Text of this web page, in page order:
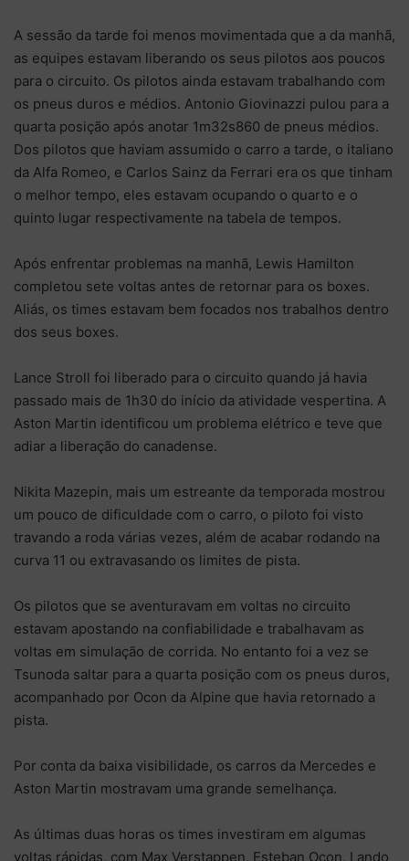
A sessão da tarde foi menos movimentada que a da manhã,
as equipes estavam liberando os seus pilotos aos poucos
para o circuito. Os pilotos ainda estavam trabalhando com
os pneus duros e médios. Antonio Giovinazzi pulou para a
quarta posição após anotar 1m32s860 de pneus médios.
Dos pilotos que haviam assumido o carro a tarde, o italiano
da Alfa Romeo, e Carlos Sainz da Ferrari era os que tinham
o melhor tempo, eles estavam ocupando o quarto e o
quinto lugar respectivamente na tabela de tempos.
Após enfrentar problemas na manhã, Lewis Hamilton
completou sete voltas antes de retornar para os boxes.
Aliás, os times estavam bem focados nos trabalhos dentro
dos seus boxes.
Lance Stroll foi liberado para o circuito quando já havia
passado mais de 1h30 do início da atividade vespertina. A
Aston Martin identificou um problema elétrico e teve que
adiar a liberação do canadense.
Nikita Mazepin, mais um estreante da temporada mostrou
um pouco de dificuldade com o carro, o piloto foi visto
travando a roda várias vezes, além de acabar rodando na
curva 11 ou extravasando os limites de pista.
Os pilotos que se aventuravam em voltas no circuito
estavam apostando na confiabilidade e trabalhavam as
voltas em simulação de corrida. No entanto foi a vez se
Tsunoda saltar para a quarta posição com os pneus duros,
acompanhado por Ocon da Alpine que havia retornado a
pista.
Por conta da baixa visibilidade, os carros da Mercedes e
Aston Martin mostravam uma grande semelhança.
As últimas duas horas os times investiram em algumas
voltas rápidas, com Max Verstappen, Esteban Ocon, Lando